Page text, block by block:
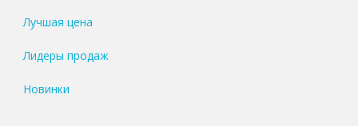
Лучшая цена
Лидеры продаж
Новинки